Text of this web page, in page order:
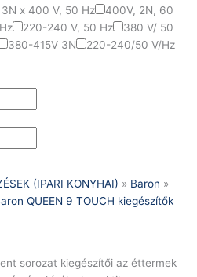
3N x 400 V, 50 Hz
400V, 2N, 60
220-240 V, 50 Hz
380 V/ 50
380-415V 3N
220-240/50 V/Hz
(IPARI KONYHAI) » Baron »
QUEEN 9 TOUCH kiegészítők
sorozat kiegészítői az éttermek